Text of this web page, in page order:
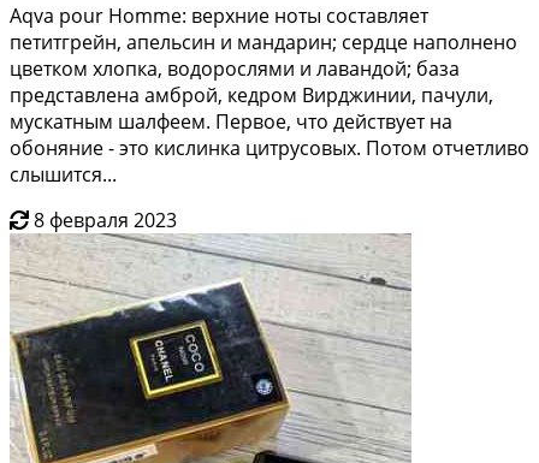
Aqva pour Homme: верхние ноты составляет
петитгрейн, апельсин и мандарин; сердце наполнено
цветком хлопка, водорослями и лавандой; база
представлена амброй, кедром Вирджинии, пачули,
мускатным шалфеем. Первое, что действует на
обоняние - это кислинка цитрусовых. Потом отчетливо
слышится...
8 февраля 2023